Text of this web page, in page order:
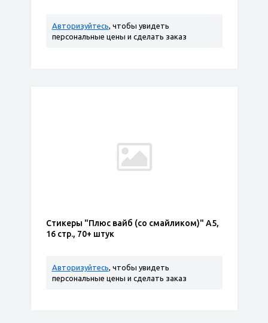
Авторизуйтесь, чтобы увидеть
персональные цены и сделать заказ
Стикеры "Плюс вайб (со смайликом)" А5,
16 стр., 70+ штук
Авторизуйтесь, чтобы увидеть
персональные цены и сделать заказ